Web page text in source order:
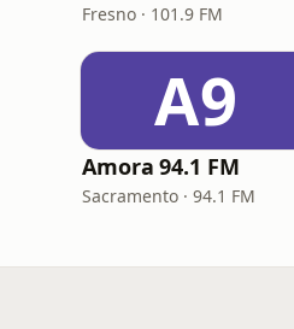
Fresno · 101.9 FM
A9
Amora 94.1 FM
Sacramento · 94.1 FM